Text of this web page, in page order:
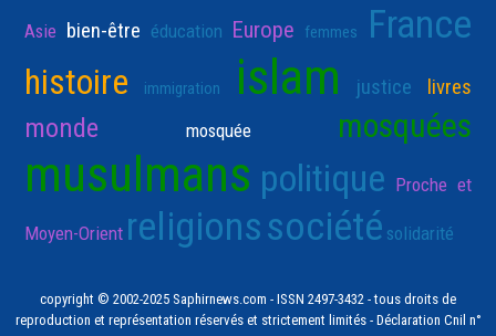
Asie bien-être éducation Europe femmes France
histoire immigration islam justice livres
monde mosquée mosquées
musulmans politique Proche et
Moyen-Orient religionssociété solidarité
copyright © 2002-2025 Saphirnews.com - ISSN 2497-3432 - tous droits de
reproduction et représentation réservés et strictement limités - Déclaration Cnil n°